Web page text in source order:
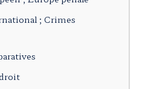
; Crimes